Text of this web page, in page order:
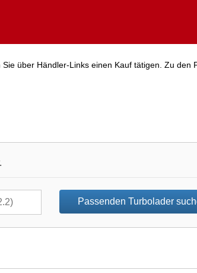
über Händler-Links einen Kauf tätigen. Zu den
Passenden Turbolader